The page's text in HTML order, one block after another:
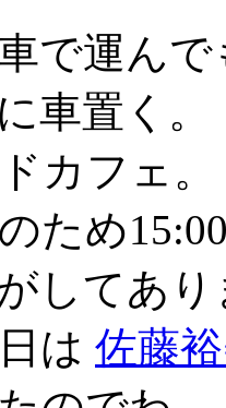
で運ん
車置く。
カフェ。
ため
してあ
は 佐藤